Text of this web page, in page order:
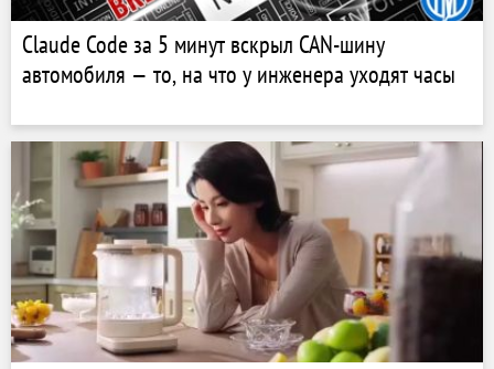
Claude Code за 5 минут вскрыл CAN-шину
автомобиля — то, на что у инженера уходят часы